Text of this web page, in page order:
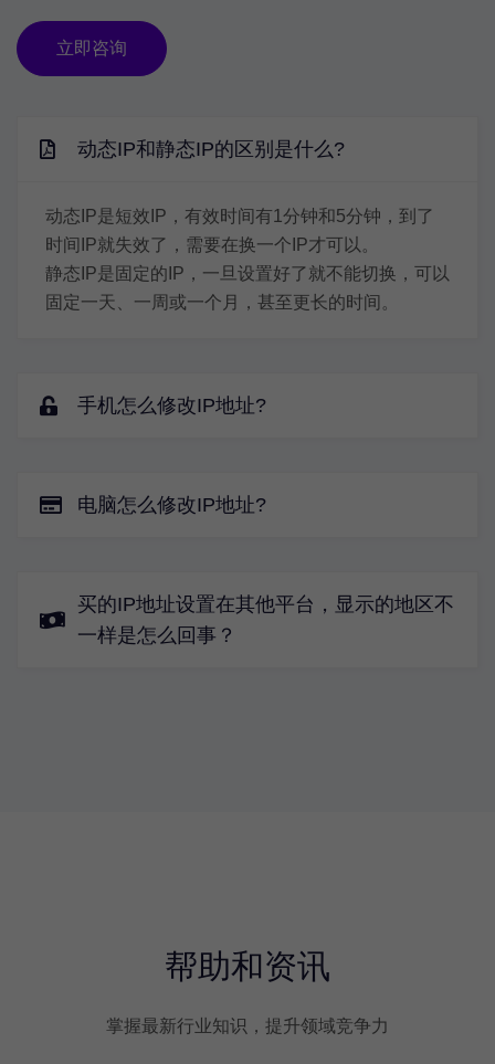
立即咨询
动态IP和静态IP的区别是什么?
动态IP是短效IP，有效时间有1分钟和5分钟，到了
时间IP就失效了，需要在换一个IP才可以。
静态IP是固定的IP，一旦设置好了就不能切换，可以
固定一天、一周或一个月，甚至更长的时间。
手机怎么修改IP地址?
电脑怎么修改IP地址?
买的IP地址设置在其他平台，显示的地区不
一样是怎么回事？
帮助和资讯
掌握最新行业知识，提升领域竞争力